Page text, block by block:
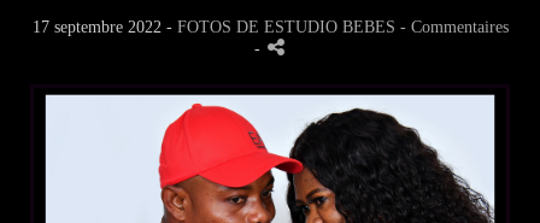
17 septembre 2022 - FOTOS DE ESTUDIO BEBES - Commentaires
-